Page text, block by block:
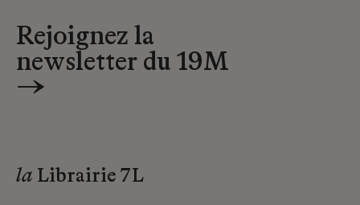
Rejoignez la
newsletter du 19M
→
la Librairie 7L